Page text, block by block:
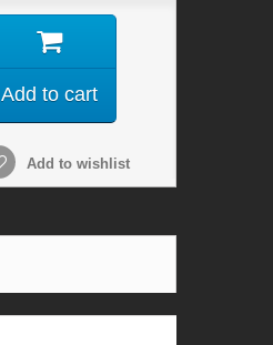
Add to cart
Add to wishlist